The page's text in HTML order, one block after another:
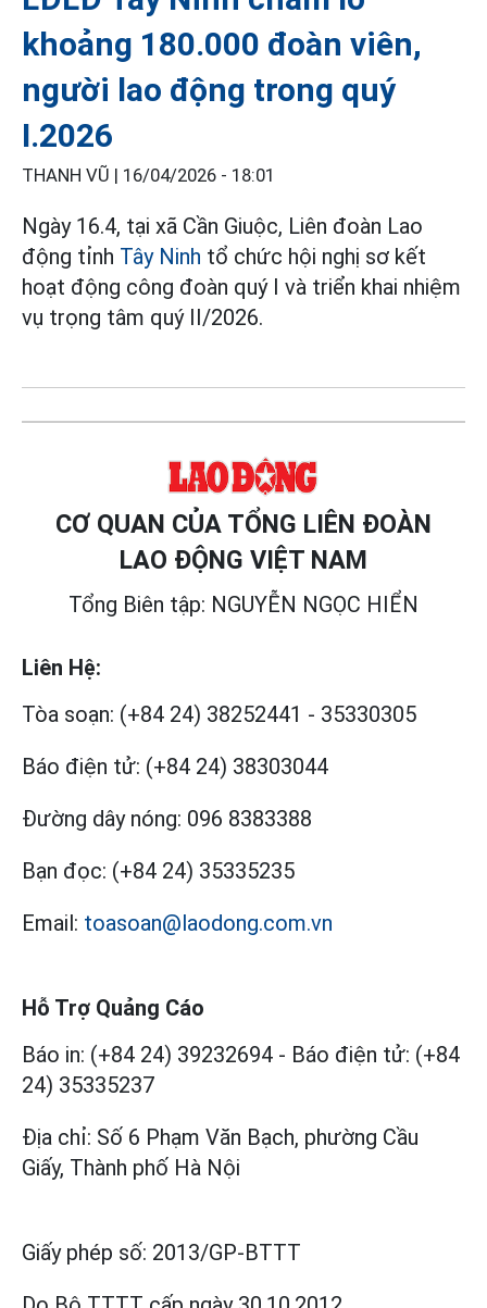
khoảng 180.000 đoàn viên,
người lao động trong quý
I.2026
THANH VŨ | 16/04/2026 - 18:01
Ngày 16.4, tại xã Cần Giuộc, Liên đoàn Lao
động tỉnh Tây Ninh tổ chức hội nghị sơ kết
hoạt động công đoàn quý I và triển khai nhiệm
vụ trọng tâm quý II/2026.
CƠ QUAN CỦA TỔNG LIÊN ĐOÀN
LAO ĐỘNG VIỆT NAM
Tổng Biên tập: NGUYỄN NGỌC HIỂN
Liên Hệ:
Tòa soạn: (+84 24) 38252441 - 35330305
Báo điện tử: (+84 24) 38303044
Đường dây nóng: 096 8383388
Bạn đọc: (+84 24) 35335235
Email: toasoan@laodong.com.vn
Hỗ Trợ Quảng Cáo
Báo in: (+84 24) 39232694 - Báo điện tử: (+84
24) 35335237
Địa chỉ: Số 6 Phạm Văn Bạch, phường Cầu
Giấy, Thành phố Hà Nội
Giấy phép số: 2013/GP-BTTT